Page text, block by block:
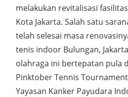
melakukan revitalisasi
Kota Jakarta. Salah satu
telah selesai masa
tenis indoor Bulungan,
olahraga ini bertepatan pula
Pinktober Tennis
Yayasan Kanker Payudara